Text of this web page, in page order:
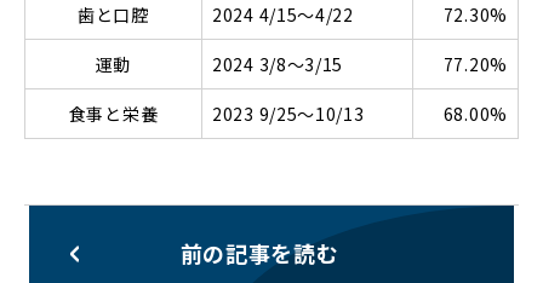
歯と口腔 2024 4/15～4/22 72.30%
運動 2024 3/8～3/15 77.20%
食事と栄養 2023 9/25～10/13 68.00%
前の記事を読む